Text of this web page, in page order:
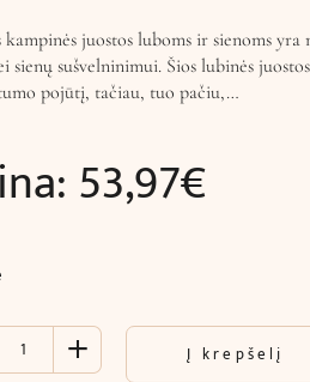
kampinės juostos luboms ir sienoms
sienų sušvelninimui. Šios lubinės
pojūtį, tačiau, tuo pačiu,…
53,97€
produkto + Į krepšelį